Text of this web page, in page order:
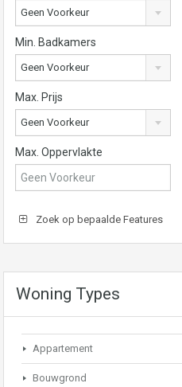
Geen Voorkeur
Min. Badkamers
Geen Voorkeur
Max. Prijs
Geen Voorkeur
Max. Oppervlakte
Zoek op bepaalde Features
Woning Types
Appartement
Bouwgrond